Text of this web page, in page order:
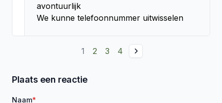
avontuurlijk
We kunne telefoonnummer uitwisselen
1 2 3 4
Plaats een reactie
Naam*